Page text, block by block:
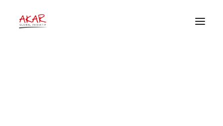
Adakan Workshop Percepatan